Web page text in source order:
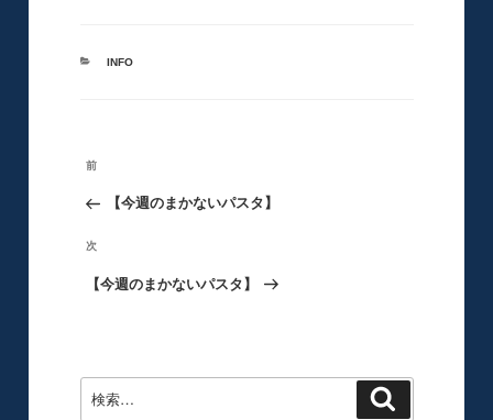
カ
INFO
投
ナ
ビ
ー
前
の
投
稿
前
【今週のまかないパスタ】
次
の
次
【今週のまかないパスタ】
索: